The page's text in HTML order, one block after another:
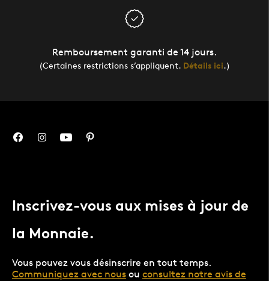
Remboursement garanti de 14 jours.
(Certaines restrictions s’appliquent. Détails ici.)
Inscrivez-vous aux mises à jour de
la Monnaie.
Vous pouvez vous désinscrire en tout temps.
Communiquez avec nous ou consultez notre avis de